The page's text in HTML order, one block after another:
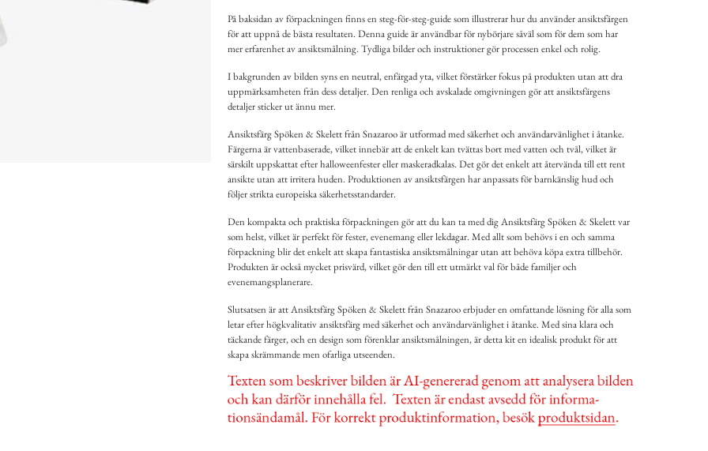
På baksidan av förpackningen finns en steg-för-steg-guide som illustrerar hur du använder ansiktsfärgen
för att uppnå de bästa resultaten. Denna guide är användbar för nybörjare såväl som för dem som har
mer erfarenhet av ansiktsmålning. Tydliga bilder och instruktioner gör processen enkel och rolig.
I bakgrunden av bilden syns en neutral, enfärgad yta, vilket förstärker fokus på produkten utan att dra
uppmärksamheten från dess detaljer. Den renliga och avskalade omgivningen gör att ansiktsfärgens
detaljer sticker ut ännu mer.
Ansiktsfärg Spöken & Skelett från Snazaroo är utformad med säkerhet och användarvänlighet i åtanke.
Färgerna är vattenbaserade, vilket innebär att de enkelt kan tvättas bort med vatten och tvål, vilket är
särskilt uppskattat efter halloweenfester eller maskeradkalas. Det gör det enkelt att återvända till ett rent
ansikte utan att irritera huden. Produktionen av ansiktsfärgen har anpassats för barnkänslig hud och
följer strikta europeiska säkerhetsstandarder.
Den kompakta och praktiska förpackningen gör att du kan ta med dig Ansiktsfärg Spöken & Skelett var
som helst, vilket är perfekt för fester, evenemang eller lekdagar. Med allt som behövs i en och samma
förpackning blir det enkelt att skapa fantastiska ansiktsmålningar utan att behöva köpa extra tillbehör.
Produkten är också mycket prisvärd, vilket gör den till ett utmärkt val för både familjer och
evenemangsplanerare.
Slutsatsen är att Ansiktsfärg Spöken & Skelett från Snazaroo erbjuder en omfattande lösning för alla som
letar efter högkvalitativ ansiktsfärg med säkerhet och användarvänlighet i åtanke. Med sina klara och
täckande färger, och en design som förenklar ansiktsmålningen, är detta kit en idealisk produkt för att
skapa skrämmande men ofarliga utseenden.